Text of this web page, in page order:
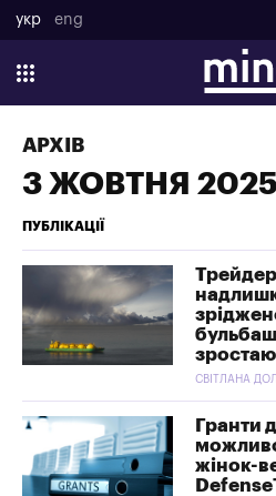
укр eng
АРХІВ
3 ЖОВТНЯ 2025
ПУБЛІКАЦІЇ
СВІТЛАНА
Гранти
жінок-